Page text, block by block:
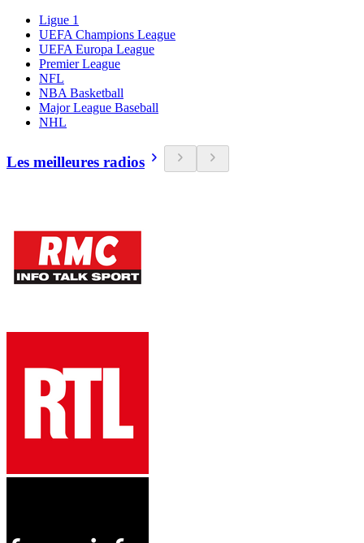
Ligue 1
UEFA Champions League
UEFA Europa League
Premier League
NFL
NBA Basketball
Major League Baseball
NHL
Les meilleures radios